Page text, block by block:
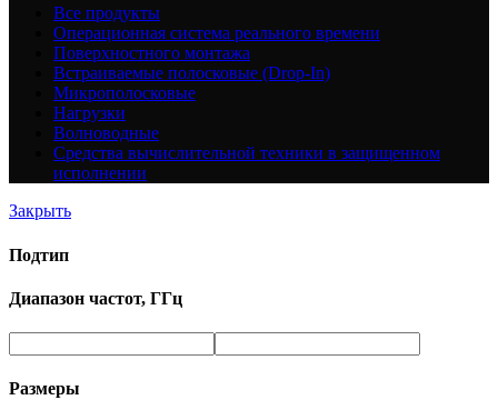
Все продукты
Операционная система реального времени
Поверхностного монтажа
Встраиваемые полосковые (Drop-In)
Микрополосковые
Нагрузки
Волноводные
Средства вычислительной техники в защищенном
исполнении
Закрыть
Подтип
Диапазон частот, ГГц
Размеры